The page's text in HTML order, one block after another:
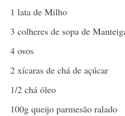
1 lata de Milho
3 colheres de sopa de
4 ovos
2 xícaras de chá de açúcar
1/2 chá óleo
100g queijo parmesão ralado